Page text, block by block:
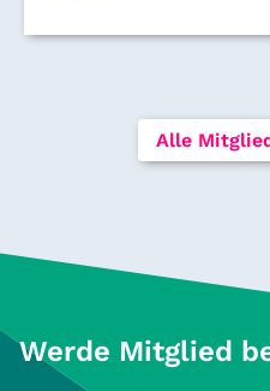
Alle
Werde Mitglied